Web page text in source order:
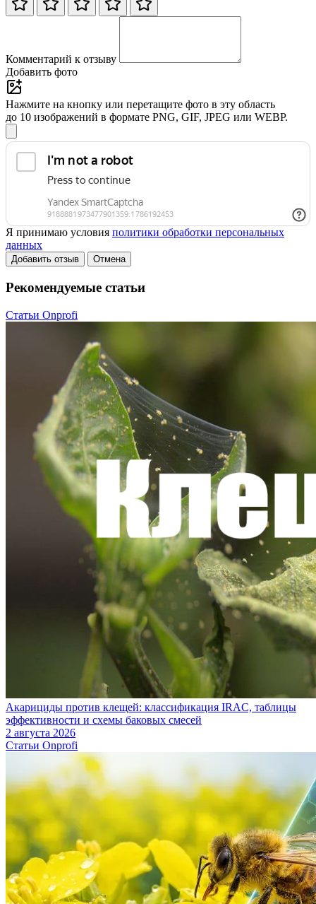
Комментарий к отзыву
Добавить фото
Нажмите на кнопку или перетащите фото в эту область
до 10 изображений в формате PNG, GIF, JPEG или WEBP.
Я принимаю условия политики обработки персональных
данных
Добавить отзыв Отмена
Рекомендуемые статьи
Статьи Onprofi
Акарициды против клещей: классификация IRAC, таблицы
эффективности и схемы баковых смесей
2 августа 2026
Статьи Onprofi